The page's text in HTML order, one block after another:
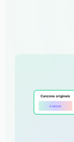
Canzone originale
2 minuti